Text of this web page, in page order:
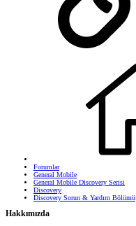
Forumlar
General Mobile
General Mobile Discovery Serisi
Discovery
Discovery Sorun & Yardım Bölümü
Hakkımızda